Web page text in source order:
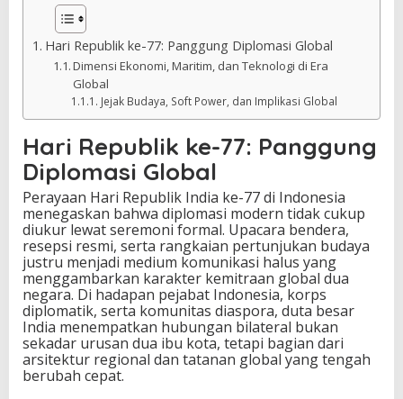
Hari Republik ke-77: Panggung Diplomasi Global
Dimensi Ekonomi, Maritim, dan Teknologi di Era
Global
Jejak Budaya, Soft Power, dan Implikasi Global
Hari Republik ke-77: Panggung
Diplomasi Global
Perayaan Hari Republik India ke-77 di Indonesia
menegaskan bahwa diplomasi modern tidak cukup
diukur lewat seremoni formal. Upacara bendera,
resepsi resmi, serta rangkaian pertunjukan budaya
justru menjadi medium komunikasi halus yang
menggambarkan karakter kemitraan global dua
negara. Di hadapan pejabat Indonesia, korps
diplomatik, serta komunitas diaspora, duta besar
India menempatkan hubungan bilateral bukan
sekadar urusan dua ibu kota, tetapi bagian dari
arsitektur regional dan tatanan global yang tengah
berubah cepat.